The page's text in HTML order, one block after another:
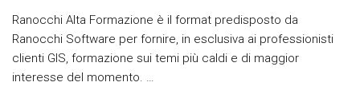
Ranocchi Alta Formazione è il format predisposto da
Ranocchi Software per fornire, in esclusiva ai professionisti
clienti GIS, formazione sui temi più caldi e di maggior
interesse del momento. …